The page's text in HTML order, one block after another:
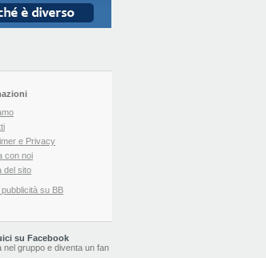
e Privacy
con noi
del sito
pubblicità su BB
su Facebook
nel gruppo e diventa un fan